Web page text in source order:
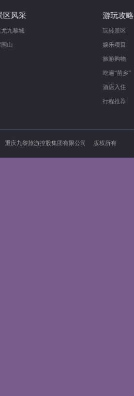
景区风采
蚩尤九黎城
摩围山
游玩攻略
玩转景区
娱乐项目
旅游购物
吃遍“苗乡”
酒店入住
行程推荐
重庆九黎旅游控股集团有限公司 版权所有